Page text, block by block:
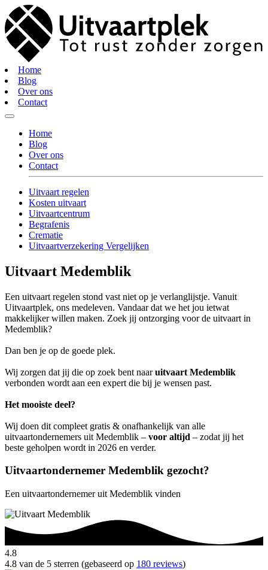
Home
Blog
Over ons
Contact
Home
Blog
Over ons
Contact
Uitvaart regelen
Kosten uitvaart
Uitvaartcentrum
Begrafenis
Crematie
Uitvaartverzekering Vergelijken
Uitvaart Medemblik
Een uitvaart regelen stond vast niet op je verlanglijstje. Vanuit
Uitvaartplek, ons medeleven. Vandaar dat we het jou ietwat
makkelijker willen maken. Zoek jij ontzorging voor de uitvaart in
Medemblik?
Dan ben je op de goede plek.
Wij zorgen dat jij die op zoek bent naaruitvaart Medemblik
verbonden wordt aan een expert die bij je wensen past.
Het mooiste deel?
Wij doen dit compleet gratis & onafhankelijk van alle
uitvaartondernemers uit Medemblik – voor altijd – zodat jij het
beste geholpen wordt in 2026 en verder.
Uitvaartondernemer Medemblik gezocht?
Een uitvaartondernemer uit Medemblik vinden
4.8
4.8 van de 5 sterren (gebaseerd op 180 reviews)